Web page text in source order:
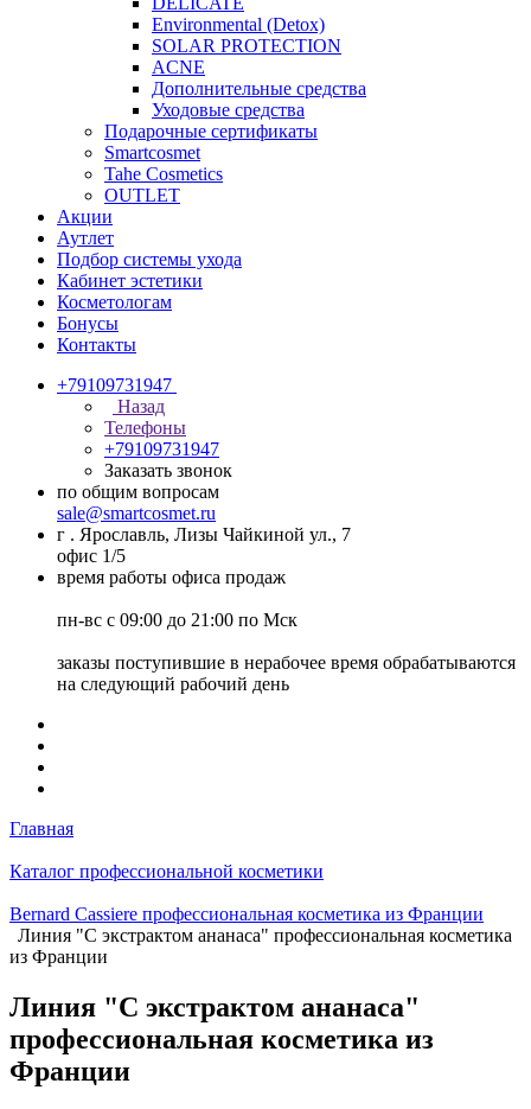
Environmental (Detox)
SOLAR PROTECTION
АCNE
Дополнительные средства
Уходовые средства
Подарочные сертификаты
Smartcosmet
Tahe Cosmetics
OUTLET
Акции
Аутлет
Подбор системы ухода
Кабинет эстетики
Косметологам
Бонусы
Контакты
+79109731947
Назад
Телефоны
+79109731947
Заказать звонок
по общим вопросам
sale@smartcosmet.ru
г . Ярославль, Лизы Чайкиной ул., 7
офис 1/5
время работы офиса продаж
пн-вс с 09:00 до 21:00 по Мск
заказы поступившие в нерабочее время обрабатываются
на следующий рабочий день
Главная
Каталог профессиональной косметики
Bernard Cassiere профессиональная косметика из Франции
Линия "С экстрактом ананаса" профессиональная косметика
из Франции
Линия "С экстрактом ананаса"
профессиональная косметика из
Франции